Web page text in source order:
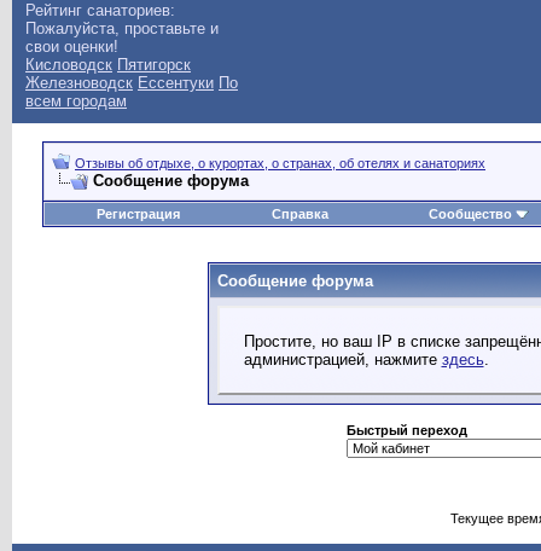
Рейтинг санаториев:
Пожалуйста, проставьте и
свои оценки!
Кисловодск Пятигорск
Железноводск Ессентуки По
всем городам
Отзывы об отдыхе, о курортах, о странах, об отелях и санаториях
Сообщение форума
Регистрация Справка Сообщество
Сообщение форума
Простите, но ваш IP в списке
администрацией, нажмите здесь.
Быстрый переход
Текущее